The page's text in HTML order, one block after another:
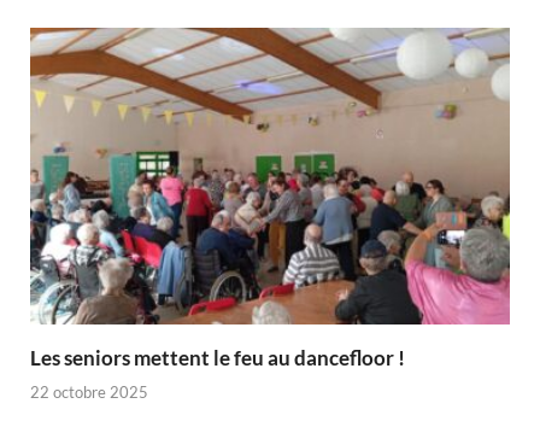
Les seniors mettent le feu au dancefloor !
22 octobre 2025